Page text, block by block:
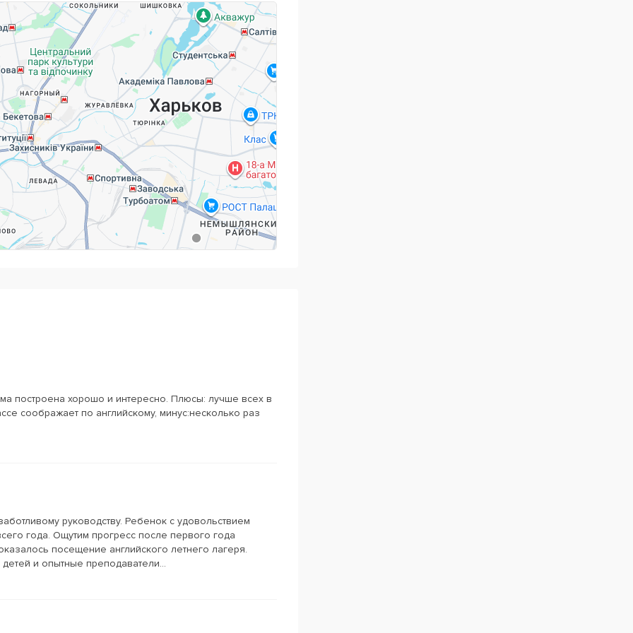
подвижным играм, песням, разнообразным
которые делают обучение легким и интересным.
процесс обучения будет для него захватывающей
демонстрационный урок в нашем клубе. Запись у
сверстников по 4-7 человек 2 раза в неделю по
преподаватели, прошедшие обязательную
разработанные учебные материалы сделают процесс
увлекательным, необычным и, самое главное -
свой английский или начать все с
преподаватели, уютная атмосфера,
– от 560 грн., оплата для детей – 520 грн.
построена хорошо и интересно. Плюсы: лучше всех в
соображает по английскому, минус:несколько раз
руководству. Ребенок с удовольствием
года. Ощутим прогресс после первого года
посещение английского летнего лагеря.
и опытные преподаватели...